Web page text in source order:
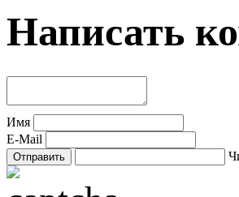
Написать
Имя
E-Mail